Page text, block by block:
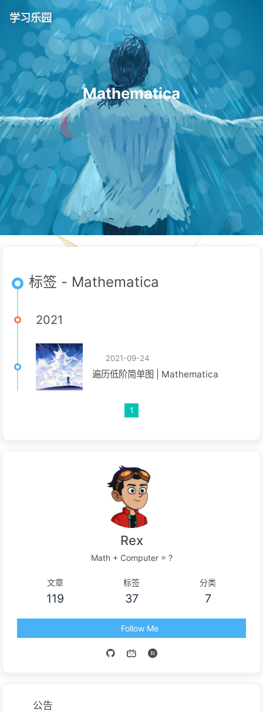
学习乐园
Mathematica
标签 - Mathematica
2021
2021-09-24
遍历低阶简单图 | Mathematica
1
Rex
Math + Computer = ?
文章
119
标签
37
分类
7
Follow Me
公告